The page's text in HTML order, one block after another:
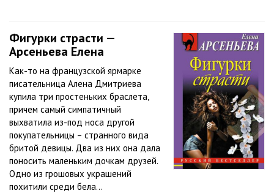
Фигурки страсти —
Арсеньева Елена
Как-то на французской ярмарке
писательница Алена Дмитриева
купила три простеньких браслета,
причем самый симпатичный
выхватила из-под носа другой
покупательницы – странного вида
бритой девицы. Два из них она дала
поносить маленьким дочкам друзей.
Одно из грошовых украшений
похитили среди бела...